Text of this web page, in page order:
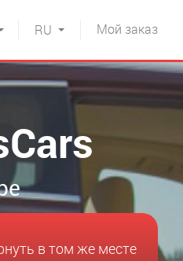
Мой заказ
RU
в том же месте